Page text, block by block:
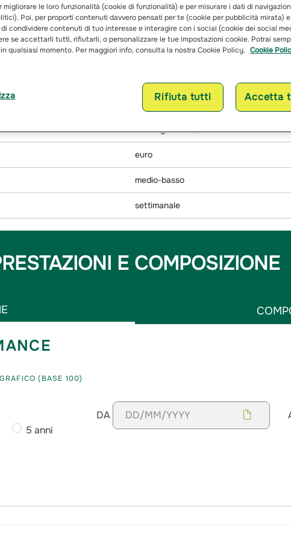
20/11/2009
40% MSCI Europe, 30% Bloomberg
Unhedged EUR, 30% MSCI World ex
euro
medio-basso
settimanale
E COMPOSIZIONE
(BASE 100)
5 anni
DA
migliorare le loro funzionalità (cookie di funzionalità) e per misurare i dati di
Poi, per proporti contenuti davvero pensati per te (cookie per pubblicità mirata) e
condividere contenuti di tuo interesse e interagire con i social (cookie dei social
se accettarli tutti, rifiutarli, o personalizzare le tue impostazioni cookie. Potrai
qualsiasi momento. Per maggiori info, consulta la nostra Cookie Policy. Cookie
Rifiuta tutti Accetta